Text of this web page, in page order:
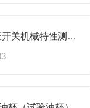
KJTC-IV高压开关机械特性测试仪测量线的连接与测试方法